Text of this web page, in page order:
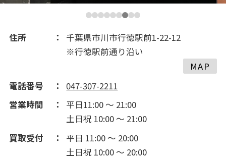
住所
千葉県市川市行徳駅前1-22-12
※行徳駅前通り沿い
MAP
電話番号
047-307-2211
営業時間
平日11:00 ～ 21:00
土日祝 10:00 ～ 21:00
買取受付
平日 11:00 ～ 20:00
土日祝 10:00 ～ 20:00